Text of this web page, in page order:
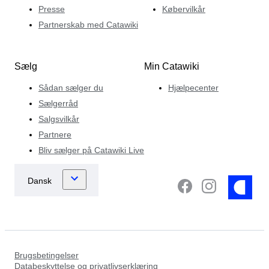
Presse
Partnerskab med Catawiki
Købervilkår
Sælg
Sådan sælger du
Sælgerråd
Salgsvilkår
Partnere
Bliv sælger på Catawiki Live
Min Catawiki
Hjælpecenter
Brugsbetingelser
Databeskyttelse og privatlivserklæring